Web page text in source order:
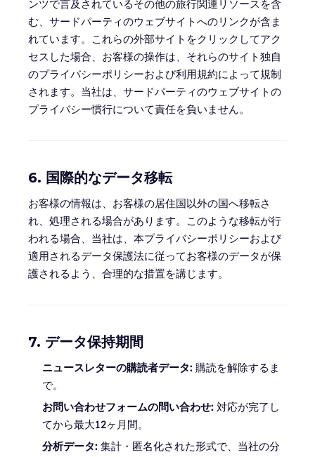
ンツで言及されているその他の旅行関連リソースを含
む、サードパーティのウェブサイトへのリンクが含ま
れています。これらの外部サイトをクリックしてアク
セスした場合、お客様の操作は、それらのサイト独自
のプライバシーポリシーおよび利用規約によって規制
されます。当社は、サードパーティのウェブサイトの
プライバシー慣行について責任を負いません。
6. 国際的なデータ移転
お客様の情報は、お客様の居住国以外の国へ移転さ
れ、処理される場合があります。このような移転が行
われる場合、当社は、本プライバシーポリシーおよび
適用されるデータ保護法に従ってお客様のデータが保
護されるよう、合理的な措置を講じます。
7. データ保持期間
ニュースレターの購読者データ: 購読を解除するま
で。
お問い合わせフォームの問い合わせ: 対応が完了し
てから最大12ヶ月間。
分析データ: 集計・匿名化された形式で、当社の分